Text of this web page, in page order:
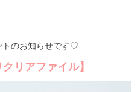
トのお知らせです♡
リアファイル】